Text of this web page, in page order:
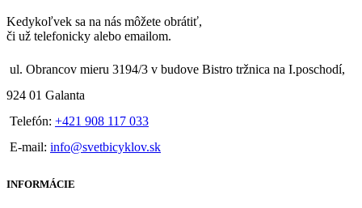
Kedykoľvek sa na nás môžete obrátiť,
či už telefonicky alebo emailom.
ul. Obrancov mieru 3194/3 v budove Bistro tržnica na I.poschodí,
924 01 Galanta
Telefón: +421 908 117 033
E-mail: info@svetbicyklov.sk
INFORMÁCIE